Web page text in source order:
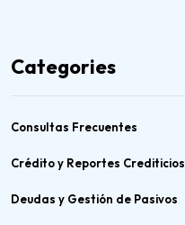
Categories
Consultas Frecuentes
Crédito y Reportes Crediticios
Deudas y Gestión de Pasivos